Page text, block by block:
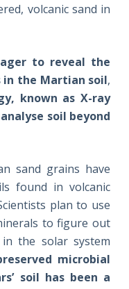
volcanic sand in
to reveal the
the Martian soil,
known as X-ray
soil beyond
sand grains have
found in volcanic
plan to use
to figure out
the solar system
microbial
soil has been a